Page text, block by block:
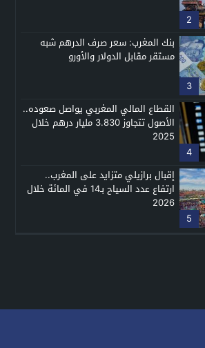
2
3
بنك المغرب: سعر صرف الدرهم شبه
مستقر مقابل الدولار والأورو
4
القطاع المالي المغربي يواصل صعوده..
الأصول تتجاوز 3.830 مليار درهم خلال
2025
5
إقبال برازيلي متزايد على المغرب..
ارتفاع عدد السياح بـ14 في المائة خلال
2026